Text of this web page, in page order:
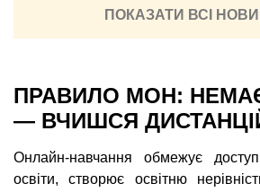
ПОКАЗАТИ ВСІ
ПРАВИЛО МОН:
— ВЧИШСЯ
Онлайн-навчання обмежує
освіти, створює освітню